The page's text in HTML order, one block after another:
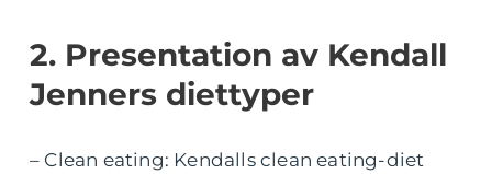
2. Presentation av Kendall
Jenners diettyper
– Clean eating: Kendalls clean eating-diet